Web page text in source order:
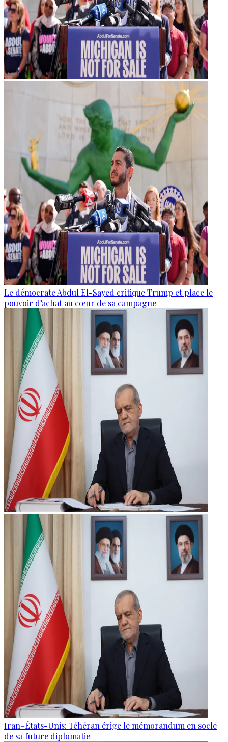
Le démocrate Abdul El-Sayed critique Trump et place le
pouvoir d’achat au cœur de sa campagne
Iran–États-Unis: Téhéran érige le mémorandum en socle
de sa future diplomatie